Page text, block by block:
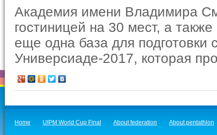
Академия имени Владимира
гостиницей на 30 мест, а
еще одна база для подготовки
Универсиаде-2017, которая
Home UIPM World Cup Final About federation About pentathlon